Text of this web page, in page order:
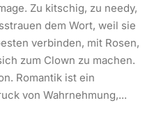
Zu kitschig, zu needy,
dem Wort, weil sie
verbinden, mit Rosen,
zum Clown zu machen.
Romantik ist ein
von Wahrnehmung,...